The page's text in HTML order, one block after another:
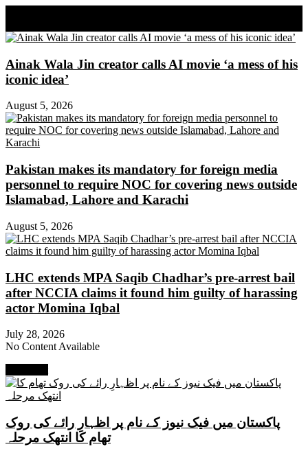
Ainak Wala Jin creator calls AI movie ‘a mess of his
iconic idea’
August 5, 2026
Pakistan makes its mandatory for foreign media
personnel to require NOC for covering news outside
Islamabad, Lahore and Karachi
August 5, 2026
LHC extends MPA Saqib Chadhar’s pre-arrest bail
after NCCIA claims it found him guilty of harassing
actor Momina Iqbal
July 28, 2026
No Content Available
پاکستان میں فیک نیوز کے نام پر اظہارِ رائے کی روک
تھام کا انتھک مرحلہ